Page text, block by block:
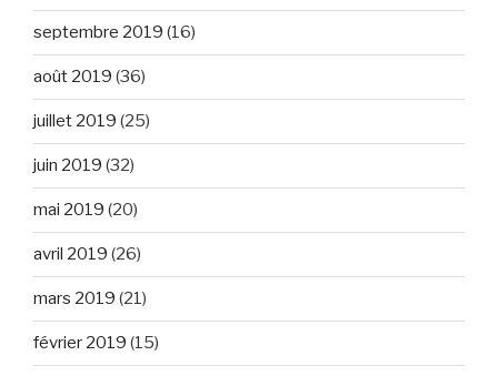
septembre 2019 (16)
août 2019 (36)
juillet 2019 (25)
juin 2019 (32)
mai 2019 (20)
avril 2019 (26)
mars 2019 (21)
février 2019 (15)